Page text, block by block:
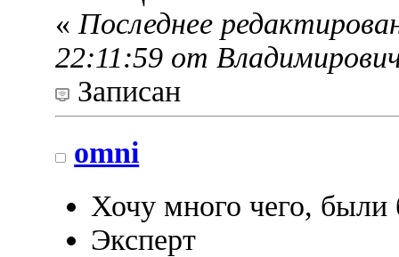
« Последнее
22:11:59 от
Записан
omni
Хочу много чего, были
Эксперт